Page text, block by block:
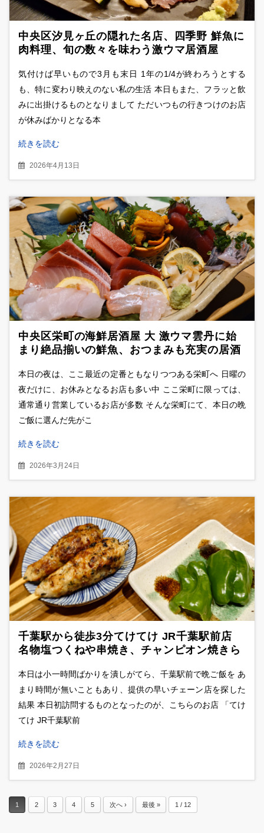
中央区汐見ヶ丘の隠れた名店、四季野 鮮魚に
肉料理、旬の数々を味わう激ウマ居酒屋
気付けば早いもので3月も末日 1年の1/4が終わろうとする
も、特に変わり映えのない私の生活 本日もまた、フラッと飲
みに出掛けるものとなりまして ただいつもの行きつけのお店
が休みばかりとなる本
続きを読む
2026年4月13日
中央区栄町の海鮮居酒屋 大 激ウマ雲丹に始
まり絶品揃いの鮮魚、おつまみも充実の居酒
本日の夜は、ここ最近の定番ともなりつつある栄町へ 日曜の
夜だけに、お休みとなるお店も多い中 ここ栄町に限っては、
通常通り営業しているお店が多数 そんな栄町にて、本日の晩
ご飯に選んだ先がこ
続きを読む
2026年3月24日
千葉駅から徒歩3分てけてけ JR千葉駅前店
名物塩つくねや串焼き、チャンピオン焼きら
本日は小一時間ばかりを潰しがてら、千葉駅前で晩ご飯を あ
まり時間が無いこともあり、提供の早いチェーン店を探した
結果 本日初訪問するものとなったのが、こちらのお店 「てけ
てけ JR千葉駅前
続きを読む
2026年2月27日
1 2 3 4 5 次へ › 最後 » 1 / 12